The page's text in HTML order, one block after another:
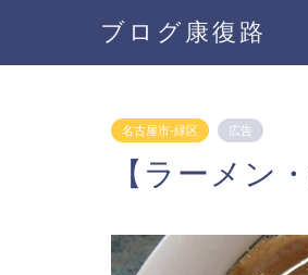
ブログ康復路
名古屋市-緑区 広告
【ラーメン